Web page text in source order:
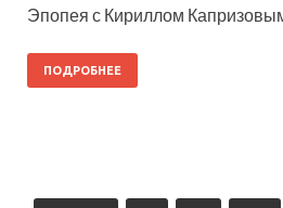
Эпопея с Кириллом Капризовым
ПОДРОБНЕЕ